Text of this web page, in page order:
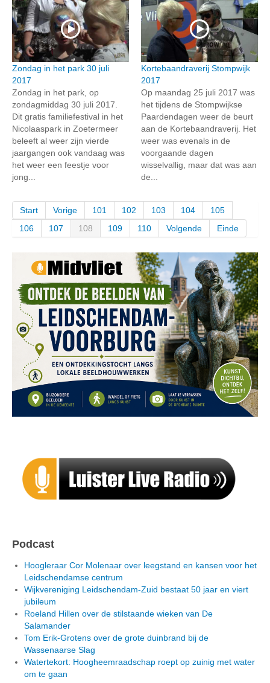
Zondag in het park 30 juli
2017
Zondag in het park, op
zondagmiddag 30 juli 2017.
Dit gratis familiefestival in het
Nicolaaspark in Zoetermeer
beleeft al weer zijn vierde
jaargangen ook vandaag was
het weer een feestje voor
jong...
Kortebaandraverij Stompwijk
2017
Op maandag 25 juli 2017 was
het tijdens de Stompwijkse
Paardendagen weer de beurt
aan de Kortebaandraverij. Het
weer was evenals in de
voorgaande dagen
wisselvallig, maar dat was aan
de...
Start Vorige 101 102 103 104
105
106
107 108 109 110 Volgende Einde
Podcast
Hoogleraar Cor Molenaar over leegstand en kansen voor het
Leidschendamse centrum
Wijkvereniging Leidschendam-Zuid bestaat 50 jaar en viert
jubileum
Roeland Hillen over de stilstaande wieken van De
Salamander
Tom Erik-Grotens over de grote duinbrand bij de
Wassenaarse Slag
Watertekort: Hoogheemraadschap roept op zuinig met water
om te gaan